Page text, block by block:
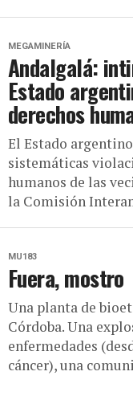
MEGAMINERÍA
Andalgalá:
Estado
derechos
El Estado
sistemáticas
humanos de las
la Comisión
MU183
Fuera, mostro
Una planta de
Córdoba. Una
enfermedades
cáncer), una